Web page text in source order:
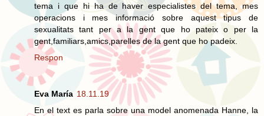
tema i que hi ha de haver especialistes del tema, mes
operacions i mes informació sobre aquest tipus de
sexualitats tant per a la gent que ho pateix o per la
gent,familiars,amics,parelles de la gent que ho padeix.
Respon
Eva María 18.11.19
En el text es parla sobre una model anomenada Hanne, la